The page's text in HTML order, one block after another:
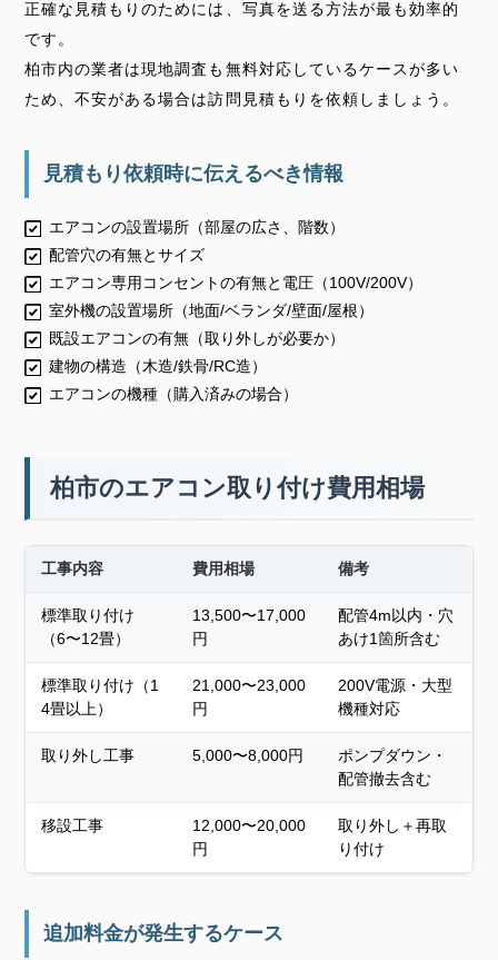
正確な見積もりのためには、写真を送る方法が最も効率的
です。
柏市内の業者は現地調査も無料対応しているケースが多い
ため、不安がある場合は訪問見積もりを依頼しましょう。
見積もり依頼時に伝えるべき情報
エアコンの設置場所（部屋の広さ、階数）
配管穴の有無とサイズ
エアコン専用コンセントの有無と電圧（100V/200V）
室外機の設置場所（地面/ベランダ/壁面/屋根）
既設エアコンの有無（取り外しが必要か）
建物の構造（木造/鉄骨/RC造）
エアコンの機種（購入済みの場合）
柏市のエアコン取り付け費用相場
工事内容 費用相場 備考
標準取り付け
（6〜12畳）
13,500〜17,000
円
配管4m以内・穴
あけ1箇所含む
標準取り付け（1
4畳以上）
21,000〜23,000
円
200V電源・大型
機種対応
取り外し工事 5,000〜8,000円
ポンプダウン・
配管撤去含む
移設工事
12,000〜20,000
円
取り外し＋再取
り付け
追加料金が発生するケース